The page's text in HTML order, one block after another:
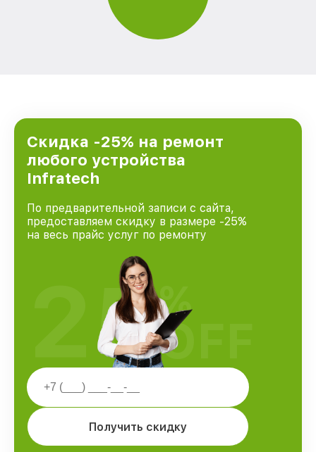
Скидка -25% на ремонт
любого устройства
Infratech
По предварительной записи с сайта,
предоставляем скидку в размере -25%
на весь прайс услуг по ремонту
Получить скидку
25%
OFF